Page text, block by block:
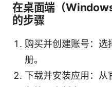
在桌面端（
的步骤
购买并创建账号：选
册。
下载并安装应用：从